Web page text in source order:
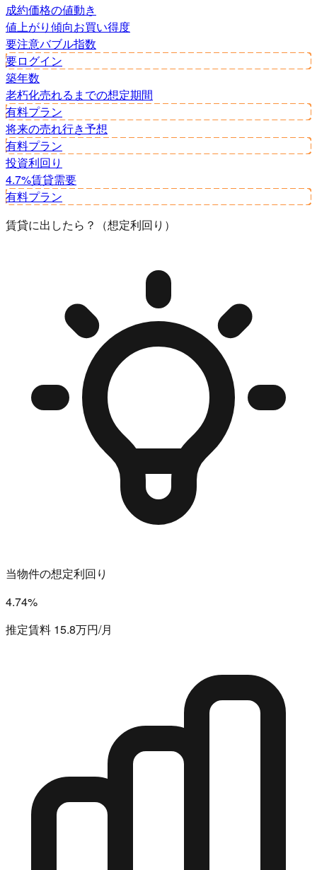
成約価格の値動き
値上がり傾向お買い得度
要注意バブル指数
要ログイン
築年数
老朽化売れるまでの想定期間
有料プラン
将来の売れ行き予想
有料プラン
投資利回り
4.7%賃貸需要
有料プラン
賃貸に出したら？（想定利回り）
当物件の想定利回り
4.74%
推定賃料 15.8万円/月